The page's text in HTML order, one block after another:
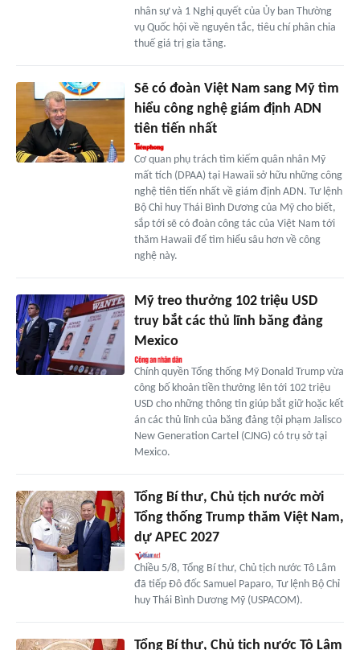
nhân sự và 1 Nghị quyết của Ủy ban Thường
vụ Quốc hội về nguyên tắc, tiêu chí phân chia
thuế giá trị gia tăng.
Sẽ có đoàn Việt Nam sang Mỹ tìm
hiểu công nghệ giám định ADN
tiên tiến nhất
Cơ quan phụ trách tìm kiếm quân nhân Mỹ
mất tích (DPAA) tại Hawaii sở hữu những công
nghệ tiên tiến nhất về giám định ADN. Tư lệnh
Bộ Chỉ huy Thái Bình Dương của Mỹ cho biết,
sắp tới sẽ có đoàn công tác của Việt Nam tới
thăm Hawaii để tìm hiểu sâu hơn về công
nghệ này.
Mỹ treo thưởng 102 triệu USD
truy bắt các thủ lĩnh băng đảng
Mexico
Chính quyền Tổng thống Mỹ Donald Trump vừa
công bố khoản tiền thưởng lên tới 102 triệu
USD cho những thông tin giúp bắt giữ hoặc kết
án các thủ lĩnh của băng đảng tội phạm Jalisco
New Generation Cartel (CJNG) có trụ sở tại
Mexico.
Tổng Bí thư, Chủ tịch nước mời
Tổng thống Trump thăm Việt Nam,
dự APEC 2027
Chiều 5/8, Tổng Bí thư, Chủ tịch nước Tô Lâm
đã tiếp Đô đốc Samuel Paparo, Tư lệnh Bộ Chỉ
huy Thái Bình Dương Mỹ (USPACOM).
Tổng Bí thư, Chủ tịch nước Tô Lâm